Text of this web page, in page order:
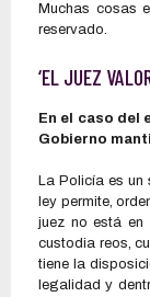
Muchas cosas
reservado.
‘EL JUEZ
En el caso del
Gobierno
La Policía es
ley permite,
juez no está en
custodia reos,
tiene la
legalidad y